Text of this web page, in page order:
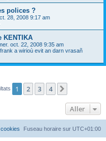
polices ?
28, 2008 9:17 am
KENTIKA
oct. 22, 2008 9:35 am
a wirioù evit an darn vrasañ
1 2 3 4
Aller
Fuseau horaire sur UTC+01:00